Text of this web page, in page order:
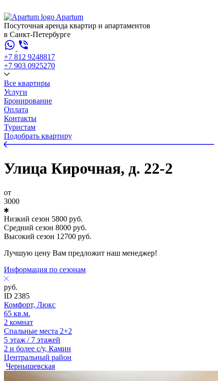
Apartum
Посуточная аренда квартир и апартаментов
в Санкт-Петербурге
+7 812 9248817
+7 903 0925270
Все квартиры
Услуги
Бронирование
Оплата
Контакты
Туристам
Подобрать квартиру
Улица Кирочная, д. 22-2
от
3000
Низкий сезон 5800 руб.
Средний сезон 8000 руб.
Высокий сезон 12700 руб.
Лучшую цену Вам предложит наш менеджер!
Информация по сезонам
руб.
ID 2385
Комфорт, Люкс
65 кв.м.
2 комнат
Спальные места 2+2
5 этаж / 7 этажей
2 и более с/у, Камин
Центральный район
Чернышевская